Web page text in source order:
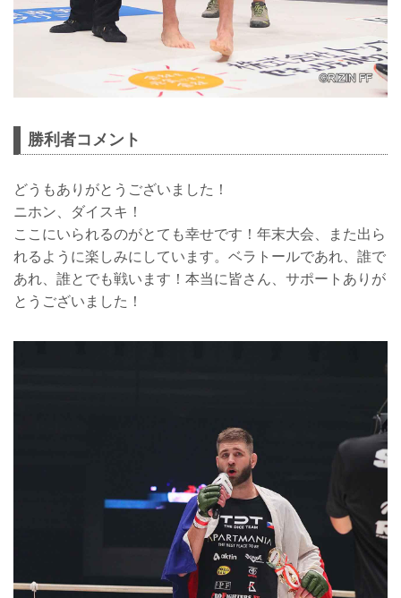
勝利者コメント
どうもありがとうございました！
ニホン、ダイスキ！
ここにいられるのがとても幸せです！年末大会、また出ら
れるように楽しみにしています。ベラトールであれ、誰で
あれ、誰とでも戦います！本当に皆さん、サポートありが
とうございました！